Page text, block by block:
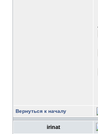
Вернуться к началу
irinat